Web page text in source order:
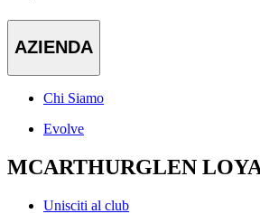
AZIENDA
Chi Siamo
Evolve
MCARTHURGLEN
Unisciti al club